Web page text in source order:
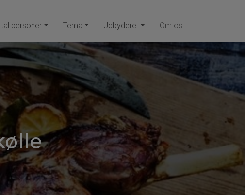
personer
Tema Udbydere Om os